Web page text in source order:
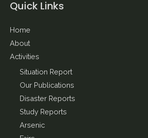
Quick Links
Home
About
Activities
Situation Report
Our Publications
Disaster Reports
Study Reports
Arsenic